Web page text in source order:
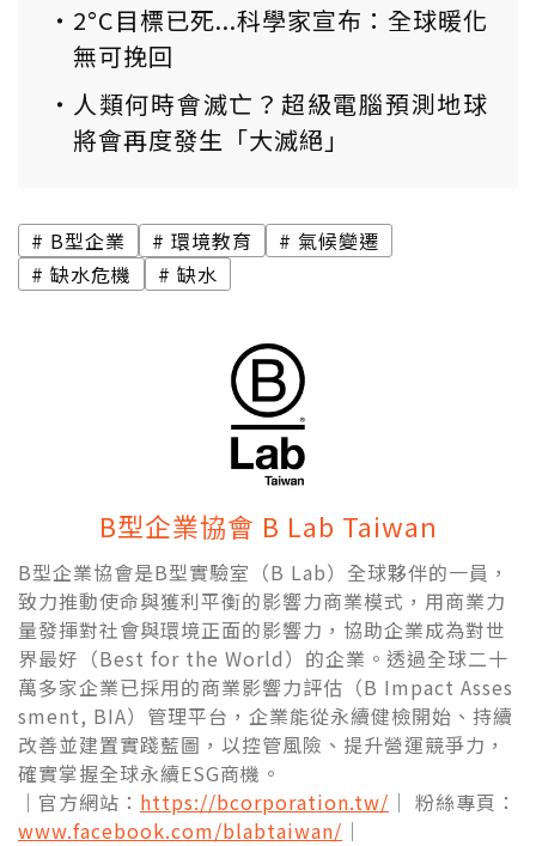
2°C目標已死...科學家宣布：全球暖化
無可挽回
人類何時會滅亡？超級電腦預測地球
將會再度發生「大滅絕」
B型企業 環境教育
氣候變遷
缺水危機
缺水
B型企業協會 B Lab Taiwan
B型企業協會是B型實驗室（B Lab）全球夥伴的一員，
致力推動使命與獲利平衡的影響力商業模式，用商業力
量發揮對社會與環境正面的影響力，協助企業成為對世
界最好（Best for the World）的企業。透過全球二十
萬多家企業已採用的商業影響力評估（B Impact Asses
sment, BIA）管理平台，企業能從永續健檢開始、持續
改善並建置實踐藍圖，以控管風險、提升營運競爭力，
確實掌握全球永續ESG商機。
｜官方網站： https://bcorporation.tw/ ｜ 粉絲專頁：
www.facebook.com/blabtaiwan/ ｜